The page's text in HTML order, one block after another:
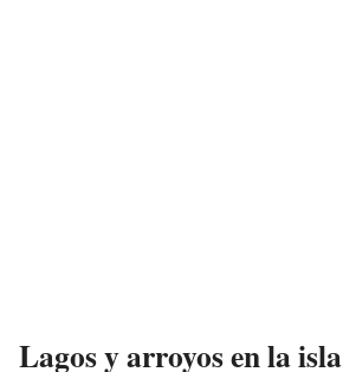
Lagos y arroyos en la isla